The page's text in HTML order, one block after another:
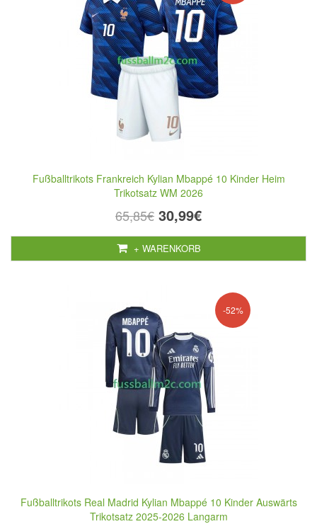
Fußballtrikots Frankreich Kylian Mbappé 10 Kinder Heim
Trikotsatz WM 2026
65,85€ 30,99€
+ WARENKORB
-52%
Fußballtrikots Real Madrid Kylian Mbappé 10 Kinder Auswärts
Trikotsatz 2025-2026 Langarm